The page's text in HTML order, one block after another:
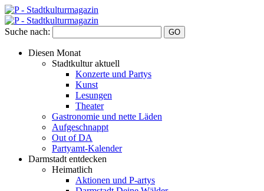
Suche nach:
Diesen Monat
Stadtkultur aktuell
Konzerte und Partys
Kunst
Lesungen
Theater
Gastronomie und nette Läden
Aufgeschnappt
Out of DA
Partyamt-Kalender
Darmstadt entdecken
Heimatlich
Aktionen und P-artys